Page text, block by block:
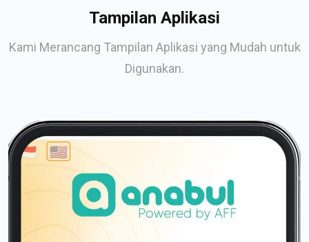
Tampilan Aplikasi
Kami Merancang Tampilan Aplikasi yang Mudah untuk
Digunakan.